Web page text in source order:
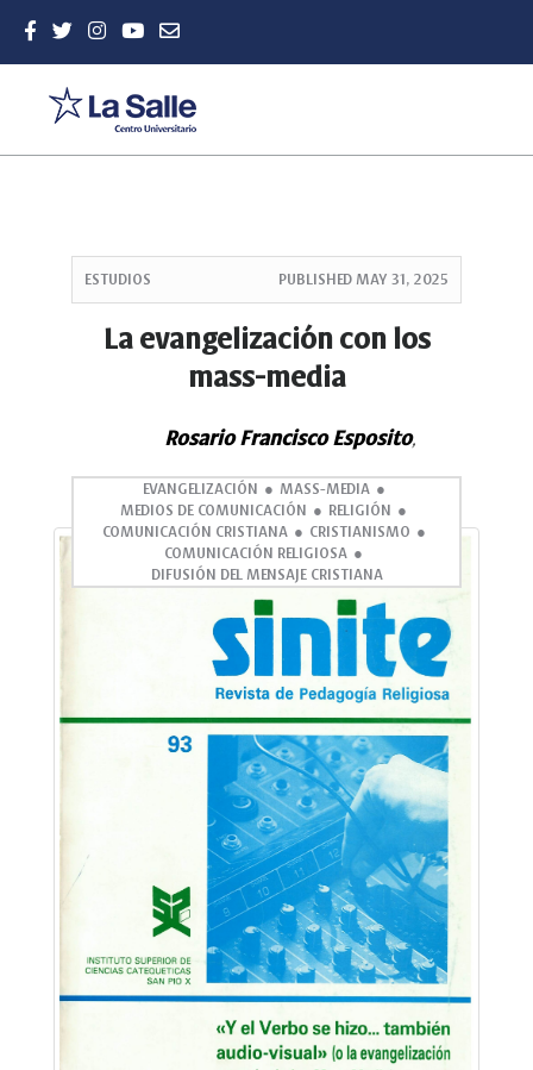
Sidebar
ESTUDIOS PUBLISHED MAY 31, 2025
La evangelización con los
mass-media
Rosario Francisco Esposito,
EVANGELIZACIÓN
MASS-MEDIA
MEDIOS DE COMUNICACIÓN
RELIGIÓN
COMUNICACIÓN CRISTIANA
CRISTIANISMO
COMUNICACIÓN RELIGIOSA
DIFUSIÓN DEL MENSAJE CRISTIANA